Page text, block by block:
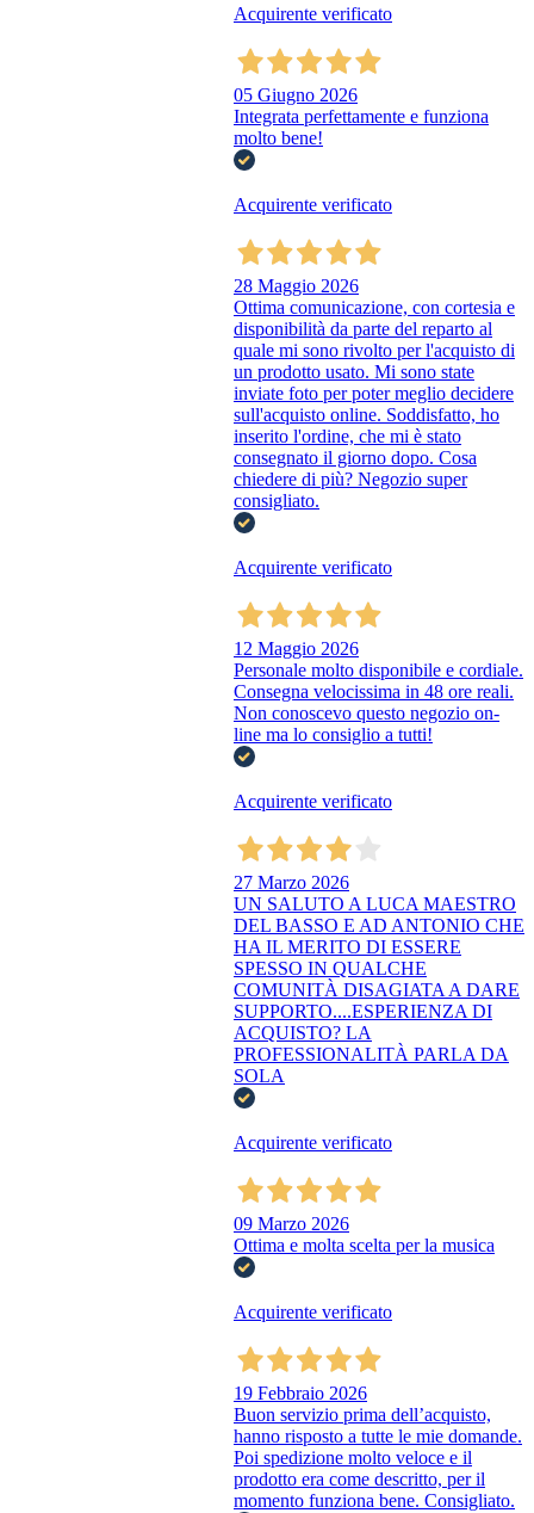
Acquirente verificato
05 Giugno 2026
Integrata perfettamente e funziona
molto bene!
Acquirente verificato
28 Maggio 2026
Ottima comunicazione, con cortesia e
disponibilità da parte del reparto al
quale mi sono rivolto per l'acquisto di
un prodotto usato. Mi sono state
inviate foto per poter meglio decidere
sull'acquisto online. Soddisfatto, ho
inserito l'ordine, che mi è stato
consegnato il giorno dopo. Cosa
chiedere di più? Negozio super
consigliato.
Acquirente verificato
12 Maggio 2026
Personale molto disponibile e cordiale.
Consegna velocissima in 48 ore reali.
Non conoscevo questo negozio on-
line ma lo consiglio a tutti!
Acquirente verificato
27 Marzo 2026
UN SALUTO A LUCA MAESTRO
DEL BASSO E AD ANTONIO CHE
HA IL MERITO DI ESSERE
SPESSO IN QUALCHE
COMUNITÀ DISAGIATA A DARE
SUPPORTO....ESPERIENZA DI
ACQUISTO? LA
PROFESSIONALITÀ PARLA DA
SOLA
Acquirente verificato
09 Marzo 2026
Ottima e molta scelta per la musica
Acquirente verificato
19 Febbraio 2026
Buon servizio prima dell’acquisto,
hanno risposto a tutte le mie domande.
Poi spedizione molto veloce e il
prodotto era come descritto, per il
momento funziona bene. Consigliato.